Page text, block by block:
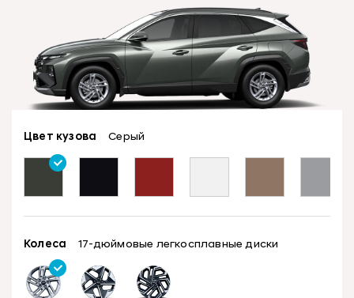
Цвет кузова Серый
Колеса 17-дюймовые легкосплавные диски